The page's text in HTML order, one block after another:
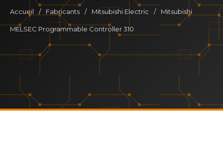
Accueil / Fabricants / Mitsubishi Electric / Mitsubishi
MELSEC Programmable Controller 310